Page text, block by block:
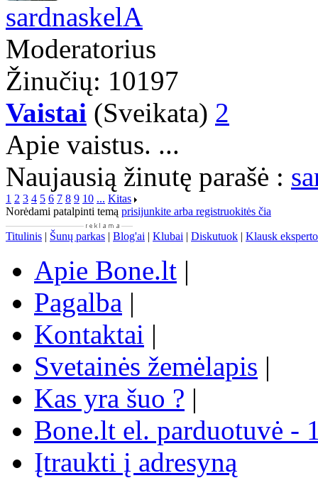
sardnaskelA
Moderatorius
Žinučių: 10197
Vaistai (Sveikata) 2
Apie vaistus. ...
Naujausią žinutę parašė :
1 2 3 4 5 6 7 8 9 10 ... Kitas
Norėdami patalpinti temą prisijunkite arba registruokitės čia
Titulinis | Šunų parkas | Blog'ai | Klubai | Diskutuok | Klausk eksperto
Apie Bone.lt |
Pagalba |
Kontaktai |
Svetainės žemėlapis |
Kas yra šuo ? |
Bone.lt el. parduotuvė -
Įtraukti į adresyną